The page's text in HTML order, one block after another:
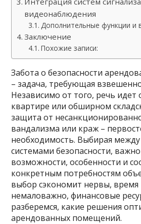
видеонаблюдения
Дополнительные функции и
Заключение
Похожие записи:
Забота о безопасности
– задача, требующая
Независимо от того, речь
квартире или обширном
защита от
вандализма или краж –
необходимость. Выбирая
системами безопасности,
возможности, особенности и
конкретным потребностям
выбор сэкономит нервы, время
немаловажно, финансовые
разберемся, какие решения
арендованных помещений.